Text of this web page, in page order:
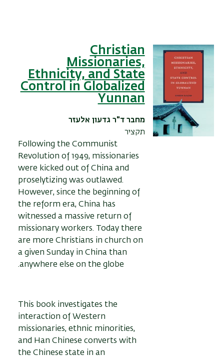
Christian
Missionaries,
Ethnicity, and State
Control in Globalized
Yunnan
מחברד"ר גדעון אלעזר
תקציר
Following the Communist
Revolution of 1949, missionaries
were kicked out of China and
proselytizing was outlawed.
However, since the beginning of
the reform era, China has
witnessed a massive return of
missionary workers. Today there
are more Christians in church on
a given Sunday in China than
anywhere else on the globe.
This book investigates the
interaction of Western
missionaries, ethnic minorities,
and Han Chinese converts with
the Chinese state in an